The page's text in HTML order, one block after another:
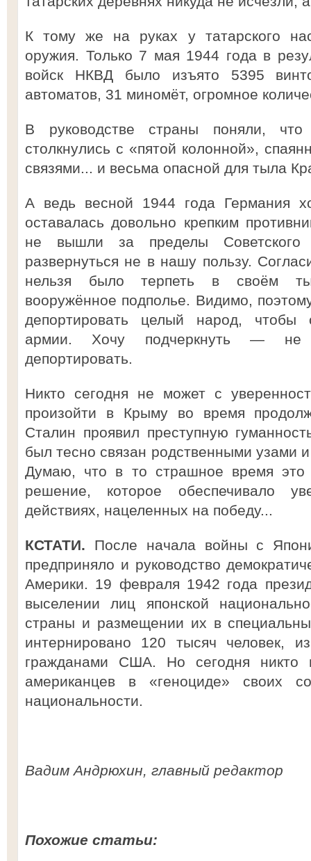
К тому же на руках у татарского
оружия. Только 7 мая 1944 года в
войск НКВД было изъято 5395
автоматов, 31 миномёт, огромное
В руководстве страны поняли,
столкнулись с «пятой колонной»,
связями... и весьма опасной для тыла
А ведь весной 1944 года Германия
оставалась довольно крепким
не вышли за пределы
развернуться не в нашу пользу.
нельзя было терпеть в своём
вооружённое подполье. Видимо,
депортировать целый народ, чтобы
армии. Хочу подчеркнуть — не
депортировать.
Никто сегодня не может с
произойти в Крыму во время
Сталин проявил преступную
был тесно связан родственными узами
Думаю, что в то страшное время это
решение, которое обеспечивало
действиях, нацеленных на победу...
КСТАТИ. После начала войны с
предприняло и руководство
Америки. 19 февраля 1942 года
выселении лиц японской
страны и размещении их в
интернировано 120 тысяч человек,
гражданами США. Но сегодня никто
американцев в «геноциде» своих
национальности.
Вадим Андрюхин, главный редактор
Похожие статьи: